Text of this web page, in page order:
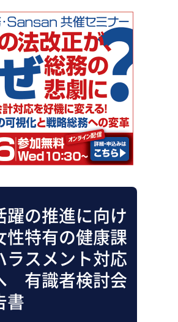
・BCP
ケーション活性化
CSR・SDGs
DX
ト削減
BPO
調査・レポート
躍の推進に向け
性特有の健康課
ラスメント対応
有識者検討会
書